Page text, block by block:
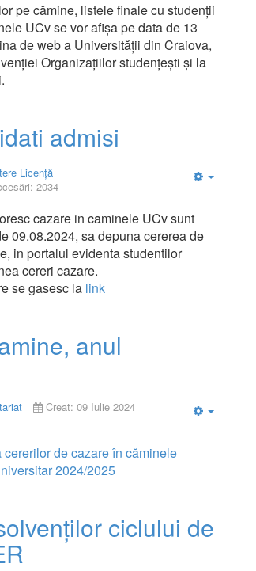
pe cămine, listele finale cu studenții
UCv se vor afișa pe data de 13
de web a Universității din Craiova,
Organizațiilor studențești și la
admisi
Licență
2034
cazare in caminele UCv sunt
09.08.2024, sa depuna cererea de
in portalul evidenta studentilor
cereri cazare.
se gasesc la link
anul
Creat: 09 Iulie 2024
de cazare în căminele
2024/2025
ciclului de